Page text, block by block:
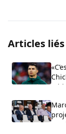
Articles liés